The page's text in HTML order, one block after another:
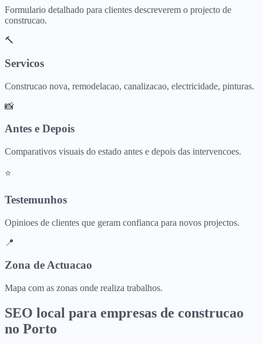
Formulario detalhado para clientes descreverem o projecto de
construcao.
🔨
Servicos
Construcao nova, remodelacao, canalizacao, electricidade, pinturas.
📸
Antes e Depois
Comparativos visuais do estado antes e depois das intervencoes.
⭐
Testemunhos
Opinioes de clientes que geram confianca para novos projectos.
📍
Zona de Actuacao
Mapa com as zonas onde realiza trabalhos.
SEO local para empresas de construcao
no Porto